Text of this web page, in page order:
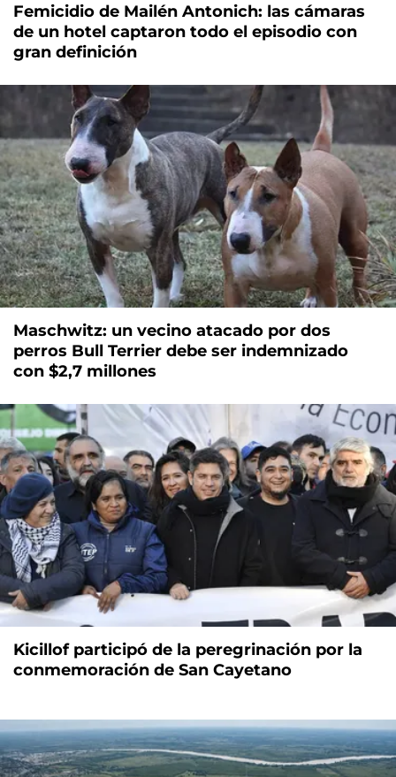
Femicidio de Mailén Antonich: las cámaras
de un hotel captaron todo el episodio con
gran definición
Maschwitz: un vecino atacado por dos
perros Bull Terrier debe ser indemnizado
con $2,7 millones
Kicillof participó de la peregrinación por la
conmemoración de San Cayetano